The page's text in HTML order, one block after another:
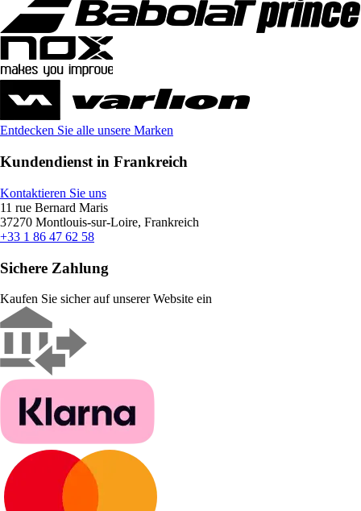
Entdecken Sie alle unsere Marken
Kundendienst in Frankreich
Kontaktieren Sie uns
11 rue Bernard Maris
37270 Montlouis-sur-Loire, Frankreich
+33 1 86 47 62 58
Sichere Zahlung
Kaufen Sie sicher auf unserer Website ein